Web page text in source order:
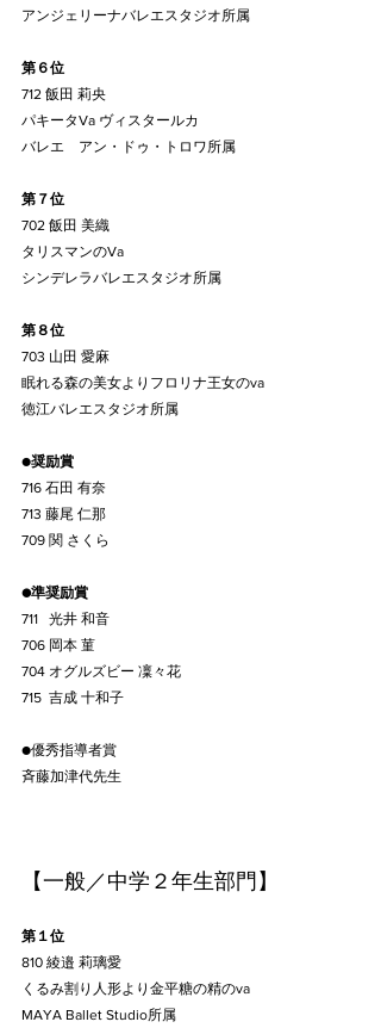
アンジェリーナバレエスタジオ所属
第６位
712 飯田 莉央
パキータVa ヴィスタールカ
バレエ　アン・ドゥ・トロワ所属
第７位
702 飯田 美織
タリスマンのVa
シンデレラバレエスタジオ所属
第８位
703 山田 愛麻
眠れる森の美女よりフロリナ王女のva
徳江バレエスタジオ所属
●奨励賞
716 石田 有奈
713 藤尾 仁那
709 関 さくら
●準奨励賞
711   光井 和音
706 岡本 菫
704 オグルズビー 凜々花
715  吉成 十和子
●優秀指導者賞
斉藤加津代先生
【一般／中学２年生部門】
第​１位
810 綾邉 莉璃愛
くるみ割り人形より金平糖の精のva
MAYA Ballet Studio所属